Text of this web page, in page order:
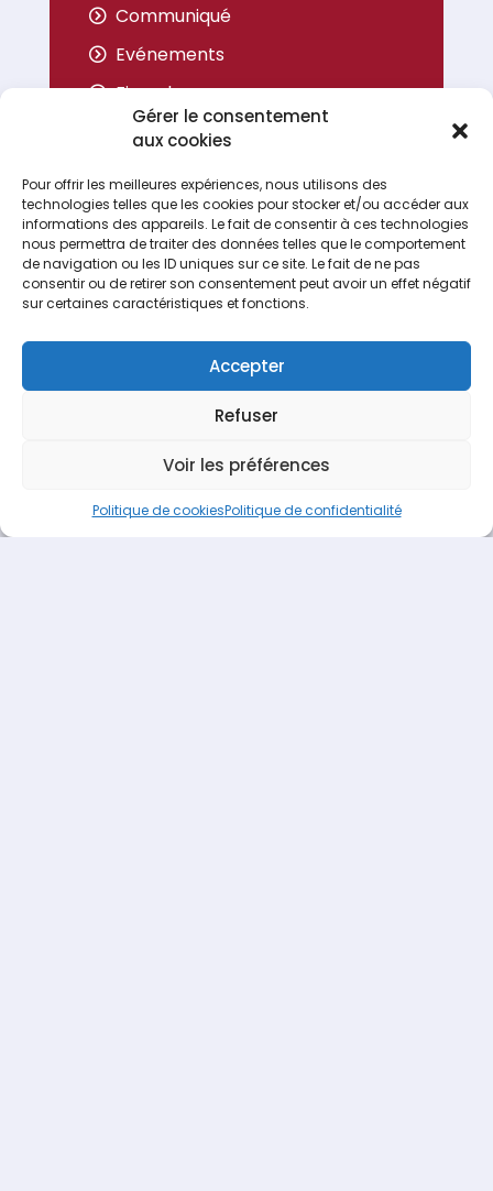
Gérer le consentement
aux cookies
Pour offrir les meilleures expériences, nous utilisons des
technologies telles que les cookies pour stocker et/ou accéder aux
informations des appareils. Le fait de consentir à ces technologies
nous permettra de traiter des données telles que le comportement
de navigation ou les ID uniques sur ce site. Le fait de ne pas
consentir ou de retirer son consentement peut avoir un effet négatif
sur certaines caractéristiques et fonctions.
Accepter
Refuser
Voir les préférences
Politique de cookiesPolitique de confidentialité
Communiqué
Evénements
Fiers de nous
Inauguration
Parutions 2014
Parutions 2015
Parutions 2016